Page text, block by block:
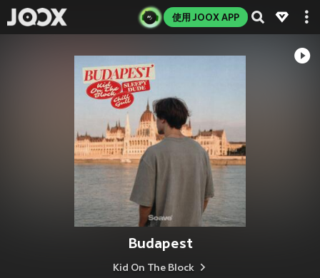
使用 JOOX APP
Budapest
Kid On The Block